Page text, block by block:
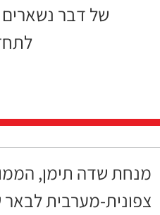
של דבר נשארים
צפונית-מערבית לבאר